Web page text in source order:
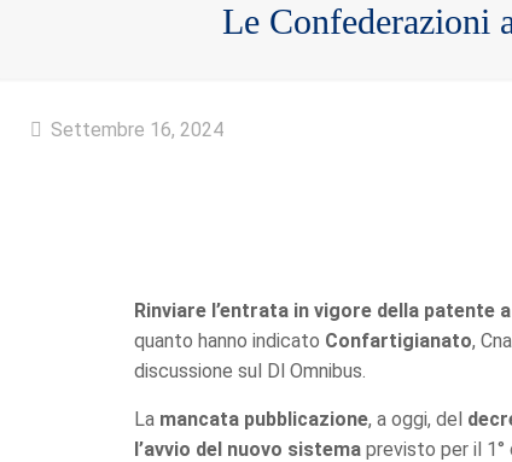
Le Confederazioni
Settembre 16, 2024
Rinviare l’entrata in vigore della patente
quanto hanno indicato Confartigianato,
discussione sul Dl Omnibus.
La mancata pubblicazione, a oggi, del
l’avvio del nuovo sistema previsto per il